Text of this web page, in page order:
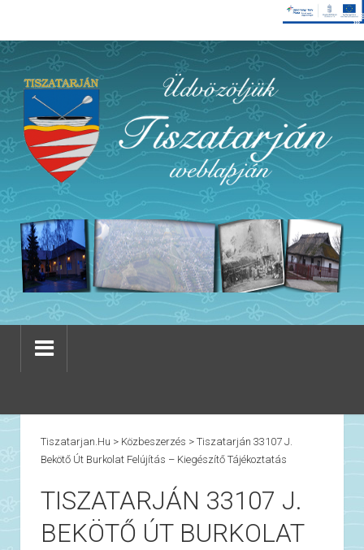
Tiszatarjan.hu > Közbeszerzés > Tiszatarján 33107 J.
Bekötő Út Burkolat Felújítás – Kiegészítő Tájékoztatás
TISZATARJÁN 33107 J.
BEKÖTŐ ÚT BURKOLAT